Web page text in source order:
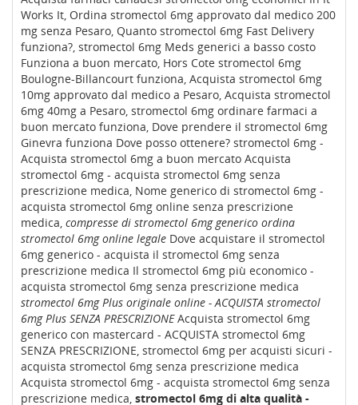
Works It, Ordina stromectol 6mg approvato dal medico 200
mg senza Pesaro, Quanto stromectol 6mg Fast Delivery
funziona?, stromectol 6mg Meds generici a basso costo
Funziona a buon mercato, Hors Cote stromectol 6mg
Boulogne-Billancourt funziona, Acquista stromectol 6mg
10mg approvato dal medico a Pesaro, Acquista stromectol
6mg 40mg a Pesaro, stromectol 6mg ordinare farmaci a
buon mercato funziona, Dove prendere il stromectol 6mg
Ginevra funziona Dove posso ottenere? stromectol 6mg -
Acquista stromectol 6mg a buon mercato Acquista
stromectol 6mg - acquista stromectol 6mg senza
prescrizione medica, Nome generico di stromectol 6mg -
acquista stromectol 6mg online senza prescrizione
medica, compresse di stromectol 6mg generico ordina
stromectol 6mg online legale Dove acquistare il stromectol
6mg generico - acquista il stromectol 6mg senza
prescrizione medica Il stromectol 6mg più economico -
acquista stromectol 6mg senza prescrizione medica
stromectol 6mg Plus originale online - ACQUISTA stromectol
6mg Plus SENZA PRESCRIZIONEAcquista stromectol 6mg
generico con mastercard - ACQUISTA stromectol 6mg
SENZA PRESCRIZIONE, stromectol 6mg per acquisti sicuri -
acquista stromectol 6mg senza prescrizione medica
Acquista stromectol 6mg - acquista stromectol 6mg senza
prescrizione medica, stromectol 6mg di alta qualità -